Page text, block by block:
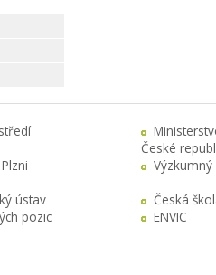
České
ústav
Česká
pozic
ENVIC